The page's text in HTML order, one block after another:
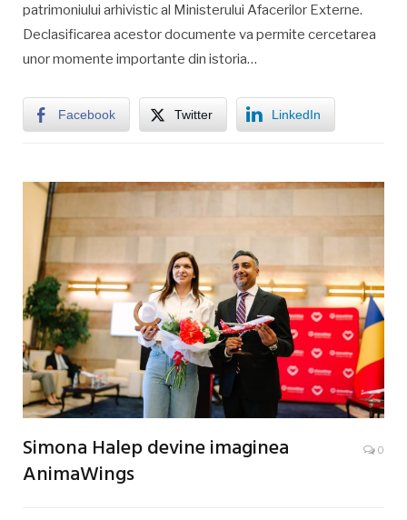
patrimoniului arhivistic al Ministerului Afacerilor Externe.
Declasificarea acestor documente va permite cercetarea
unor momente importante din istoria…
Facebook Twitter LinkedIn
Simona Halep devine imaginea
AnimaWings
0